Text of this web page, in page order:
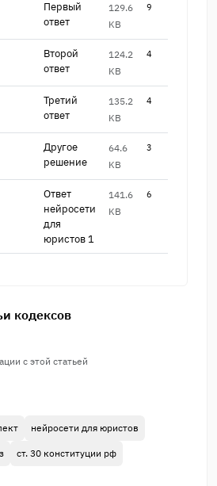
Первый
ответ
129.6
KB
9
Второй
ответ
124.2
KB
4
Третий
ответ
135.2
KB
4
Другое
решение
64.6
KB
3
Ответ
нейросети
для ​
юристов 1
141.6
KB
6
кодексов
с этой статьей
нейросети для юристов
ст. 30 конституции рф